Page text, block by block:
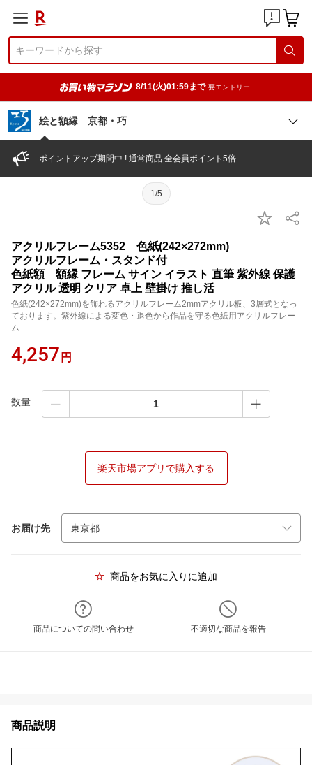
8/11(火)01:59まで 要エントリー
絵と額縁 京都・巧
ポイントアップ期間中 ! 通常商品 全会員ポイント5倍
1/5
アクリルフレーム5352 色紙(242×272mm)
アクリルフレーム・スタンド付
色紙額 額縁 フレーム サイン イラスト 直筆 紫外線 保護
アクリル 透明 クリア 卓上 壁掛け 推し活
色紙(242×272mm)を飾れるアクリルフレーム2mmアクリル板、3層式となっ
ております。紫外線による変色・退色から作品を守る色紙用アクリルフレー
ム
4,257 円
数量
楽天市場アプリで購入する
お届け先
商品をお気に入りに追加
商品についての問い合わせ 不適切な商品を報告
商品説明